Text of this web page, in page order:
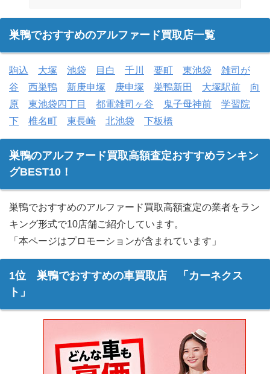
巣鴨でおすすめのアルファード買取店一覧
駒込 大塚 池袋 目白 千川 要町 東池袋
雑司が
谷
西巣鴨 新庚申塚 庚申塚 巣鴨新田 大塚駅前
向
原
東池袋四丁目 都電雑司ヶ谷 鬼子母神前
学習院
下
椎名町 東長崎 北池袋 下板橋
巣鴨のアルファード買取高額査定おすすめランキン
グBEST10！
巣鴨でおすすめのアルファード買取高額査定の業者をラン
キング形式で10店舗ご紹介しています。
「本ページはプロモーションが含まれています」
1位 巣鴨でおすすめの車買取店 「カーネクス
ト」